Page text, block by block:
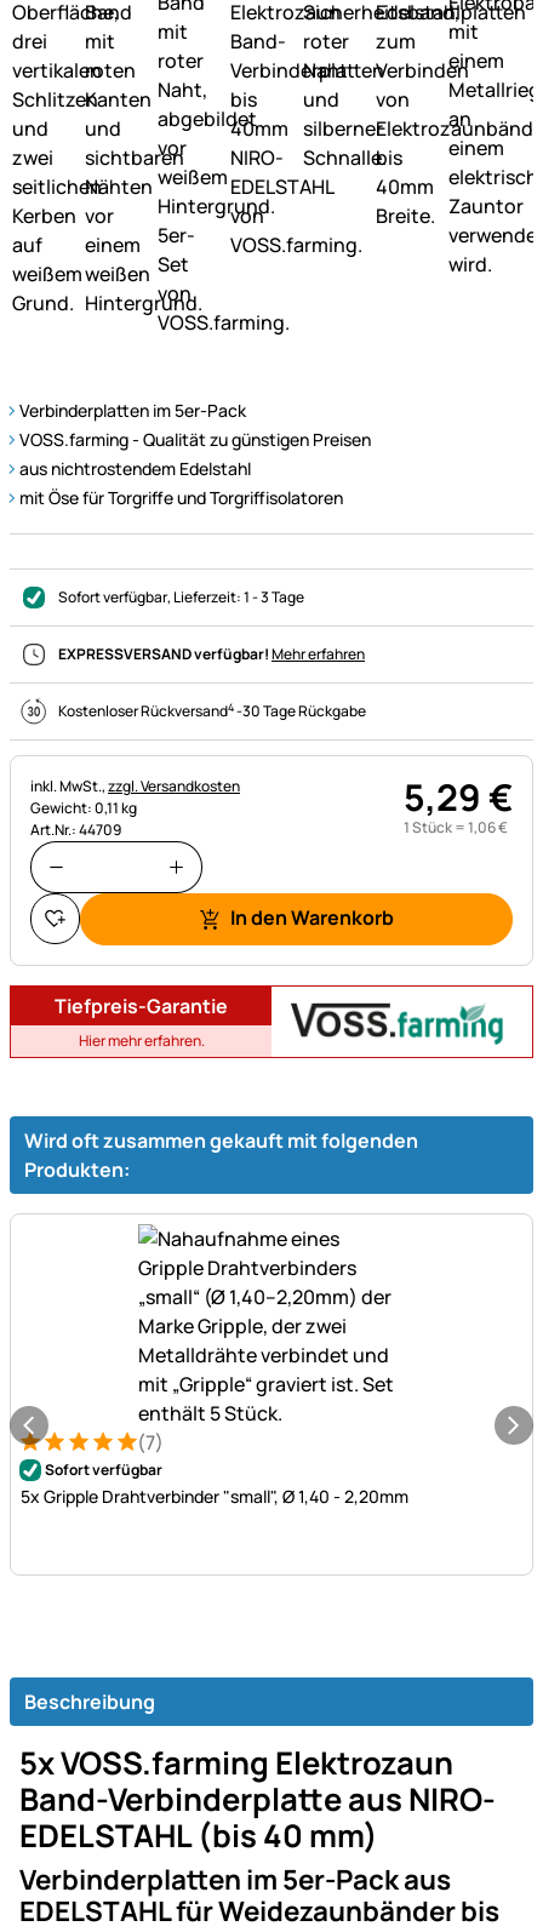
Verbinderplatten im 5er-Pack
VOSS.farming - Qualität zu günstigen Preisen
aus nichtrostendem Edelstahl
mit Öse für Torgriffe und Torgriffisolatoren
Sofort verfügbar, Lieferzeit:1 - 3 Tage
EXPRESSVERSAND verfügbar!Mehr erfahren
Kostenloser Rückversand4-30 Tage Rückgabe
Steuerhinweis:
inkl. MwSt.,zzgl. Versandkosten
Gewicht: 0,11 kg
Art.Nr.: 44709
5,29€
1 Stück =1,06€
In den Warenkorb
Tiefpreis-Garantie
Hier mehr erfahren.
Wird oft zusammen gekauft mit folgenden
Produkten:
Bewertung: 5 von 5 (7 Bewertungen)
7 Bewertungen(7)
Sofort verfügbar
5x Gripple Drahtverbinder "small", Ø 1,40 - 2,20mm
Beschreibung
5x VOSS.farming Elektrozaun
Band-Verbinderplatte aus NIRO-
EDELSTAHL (bis 40 mm)
Verbinderplatten im 5er-Pack aus
EDELSTAHL für Weidezaunbänder bis